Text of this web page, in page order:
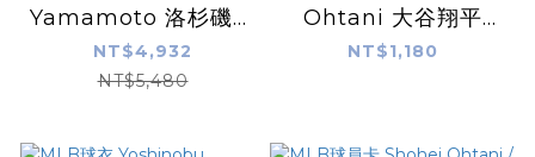
Yamamoto 洛杉磯道
奇城市 City Nike
Limited Player
版 熱轉印 全新
NT$4,932
NT$5,480
Ohtani 大谷翔平
50/50 Club 50轟 50
NT$1,180